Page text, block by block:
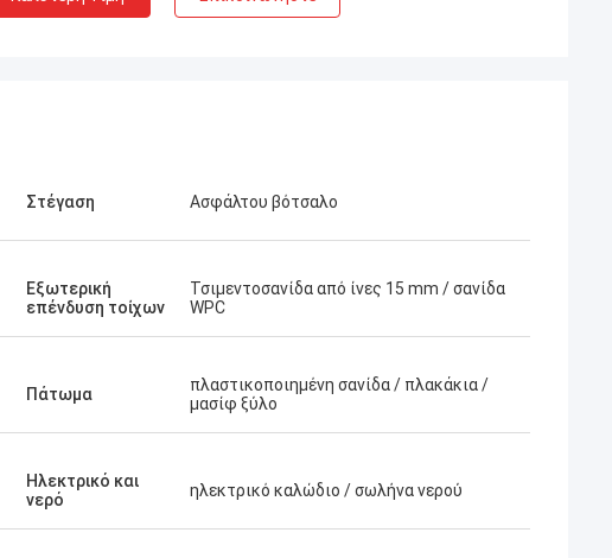
Gary
Στέγαση Ασφάλτου βότσαλο
Εξωτερική
επένδυση τοίχων
Τσιμεντοσανίδα από ίνες 15 mm / σανίδα
WPC
Πάτωμα
πλαστικοποιημένη σανίδα / πλακάκια /
μασίφ ξύλο
Ηλεκτρικό και
νερό
ηλεκτρικό καλώδιο / σωλήνα νερού